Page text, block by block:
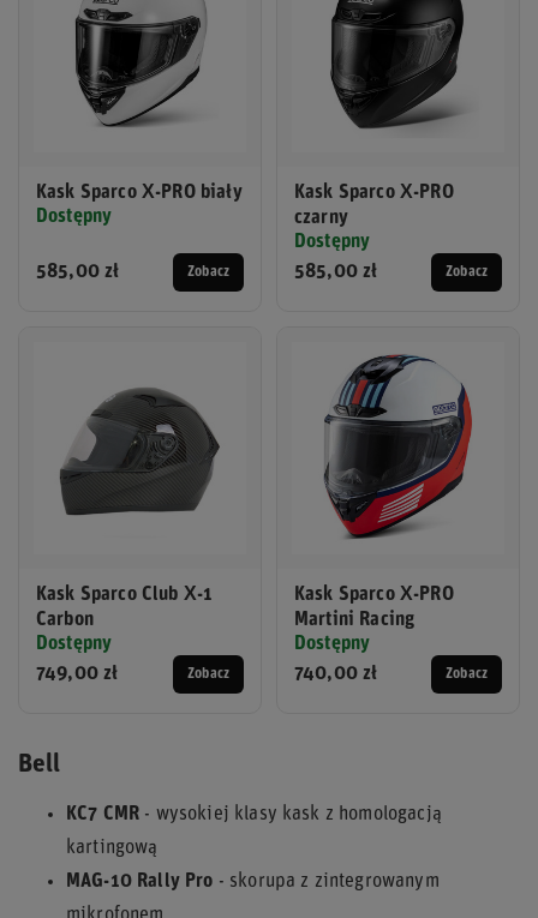
Kask Sparco X-PRO biały
Dostępny
585,00 zł Zobacz
Kask Sparco X-PRO
czarny
Dostępny
585,00 zł
Zobacz
Kask Sparco Club X-1
Carbon
Dostępny
749,00 zł
Zobacz
Kask Sparco X-PRO
Martini Racing
Dostępny
740,00 zł
Zobacz
Bell
KC7 CMR - wysokiej klasy kask z homologacją
kartingową
MAG-10 Rally Pro - skorupa z zintegrowanym